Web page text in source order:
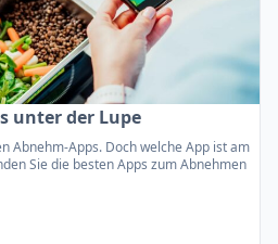
unter der Lupe
Abnehm-Apps. Doch welche App ist am
Sie die besten Apps zum Abnehmen